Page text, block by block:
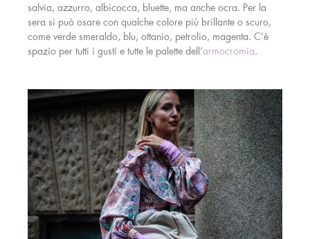
salvia, azzurro, albicocca, bluette, ma anche ocra. Per la
sera si può osare con qualche colore più brillante o scuro,
come verde smeraldo, blu, ottanio, petrolio, magenta. C’è
spazio per tutti i gusti e tutte le palette dell’armocromia.